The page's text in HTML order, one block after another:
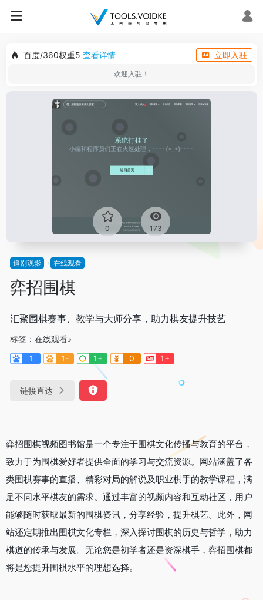
百度/360权重5 查看详情 立即入驻
欢迎入驻！
0 173
追剧观影 在线观看
弈招围棋
汇聚围棋赛事、教学与大师分享，助力棋友提升技艺
标签： 在线观看
1
1- 1+ 0 1+
链接直达
弈招围棋视频图书馆是一个专注于围棋文化传播与教育的平台，
致力于为围棋爱好者提供全面的学习与交流资源。网站涵盖了各
类围棋赛事的直播、精彩对局的解说及职业棋手的教学课程，满
足不同水平棋友的需求。通过丰富的视频内容和互动社区，用户
能够随时获取最新的围棋资讯，分享经验，提升棋艺。此外，网
站还定期推出围棋文化专栏，深入探讨围棋的历史与哲学，助力
棋道的传承与发展。无论您是初学者还是资深棋手，弈招围棋都
将是您提升围棋水平的理想选择。